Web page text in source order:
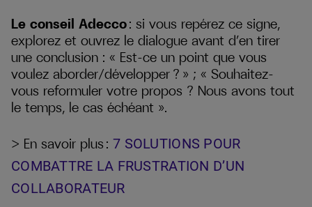
Le conseil Adecco: si vous repérez ce signe,
explorez et ouvrez le dialogue avant d’en tirer
une conclusion : « Est-ce un point que vous
voulez aborder/développer ? » ; « Souhaitez-
vous reformuler votre propos ? Nous avons tout
le temps, le cas échéant ».
> En savoir plus : 7 SOLUTIONS POUR
COMBATTRE LA FRUSTRATION D’UN
COLLABORATEUR